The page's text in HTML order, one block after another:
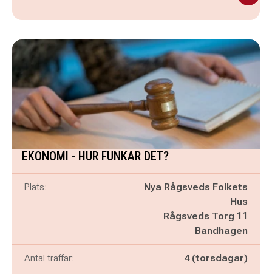
EKONOMI - HUR FUNKAR DET?
Plats:
Nya Rågsveds Folkets
Hus
Rågsveds Torg 11
Bandhagen
Antal träffar: 4 (torsdagar)